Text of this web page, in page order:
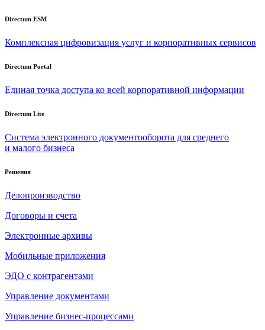
Directum ESM
Комплексная цифровизация услуг и корпоративных сервисов
Directum Portal
Единая точка доступа ко всей корпоративной информации
Directum Lite
Система электронного документооборота для среднего
и малого бизнеса
Решения
Делопроизводство
Договоры и счета
Электронные архивы
Мобильные приложения
ЭДО с контрагентами
Управление документами
Управление бизнес-процессами